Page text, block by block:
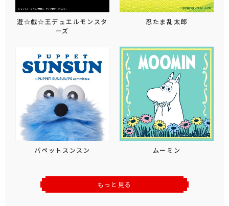
遊☆戯☆王デュエルモンスタ
ーズ
忍たま乱太郎
パペットスンスン ムーミン
もっと見る